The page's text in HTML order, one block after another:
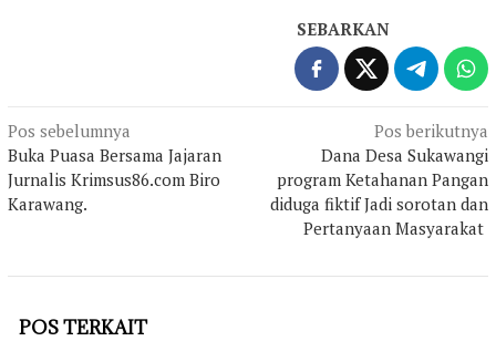
SEBARKAN
Navigasi
pos
Pos sebelumnya
Buka Puasa Bersama Jajaran
Jurnalis Krimsus86.com Biro
Karawang.
Pos berikutnya
Dana Desa Sukawangi
program Ketahanan Pangan
diduga fiktif Jadi sorotan dan
Pertanyaan Masyarakat
POS TERKAIT